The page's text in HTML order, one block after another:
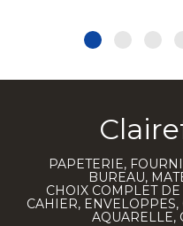
PAPETERIE,
BUREAU,
CHOIX COMPLET
CAHIER,
AQUARELLE,